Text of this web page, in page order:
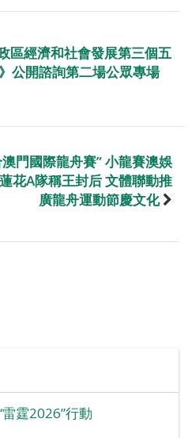
區經濟和社會發展第三個五
公開諮詢第二場公眾專場
門國際龍舟賽” 小龍賽澳娛
花A隊稱王封后 文體聯動推
廣龍舟運動節慶文化
霆2026”行動